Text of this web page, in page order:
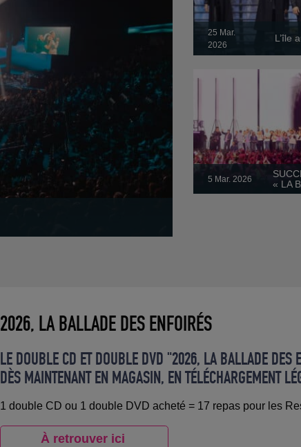
25 Mar.
2026
L’île
5 Mar. 2026
« LA
AVEC 7,9 MILLIONS DE
2026, LA BALLADE DES ENFOIRÉS
LE DOUBLE CD ET DOUBLE DVD "2026, LA BALLADE DES
DÈS MAINTENANT EN MAGASIN, EN TÉLÉCHARGEMENT
1 double CD ou 1 double DVD acheté = 17 repas pour les
À retrouver ici